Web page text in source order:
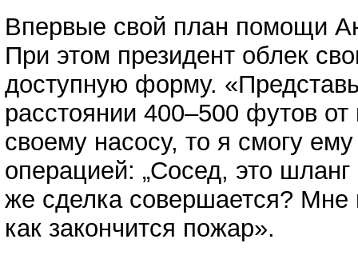
Впервые свой план помощи
При этом президент облек
доступную форму.
расстоянии 400–500 футов
своему насосу, то я смогу
операцией: „Сосед, это
же сделка совершается? Мне
как закончится пожар».